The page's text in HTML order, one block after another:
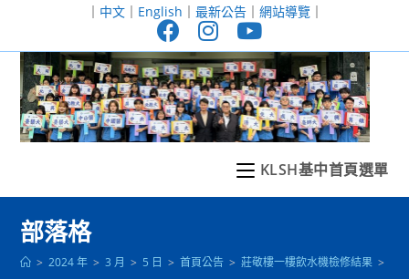
至
｜ 中文｜ English ｜ 最新公告｜ 網站導覽｜
KLSH基中首頁選單
部落格
> 2024 年 > 3 月 > 5 日 > 首頁公告 > 莊敬樓一樓飲水機檢修結果 >